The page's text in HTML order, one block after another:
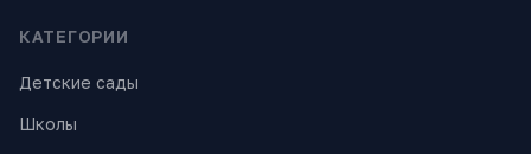
КАТЕГОРИИ
Детские сады
Школы